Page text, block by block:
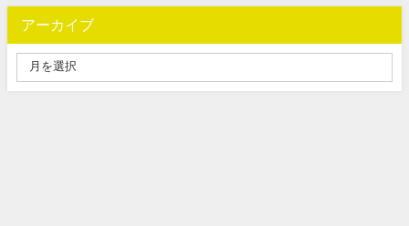
アーカイブ